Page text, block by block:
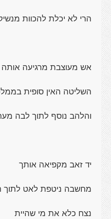
הרי לא יכלת להכוות
אש מעוצבת מרגיעה אותה
השליטה האין סופית
והלהב נוסף לתוך לבה
יד זאב מקפיאה אותך
מחשבה ניטפת לאט לתוך
נצח כלא את מי שהיית